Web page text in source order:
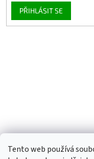
Tento web používá
PŘIHLÁSIT SE